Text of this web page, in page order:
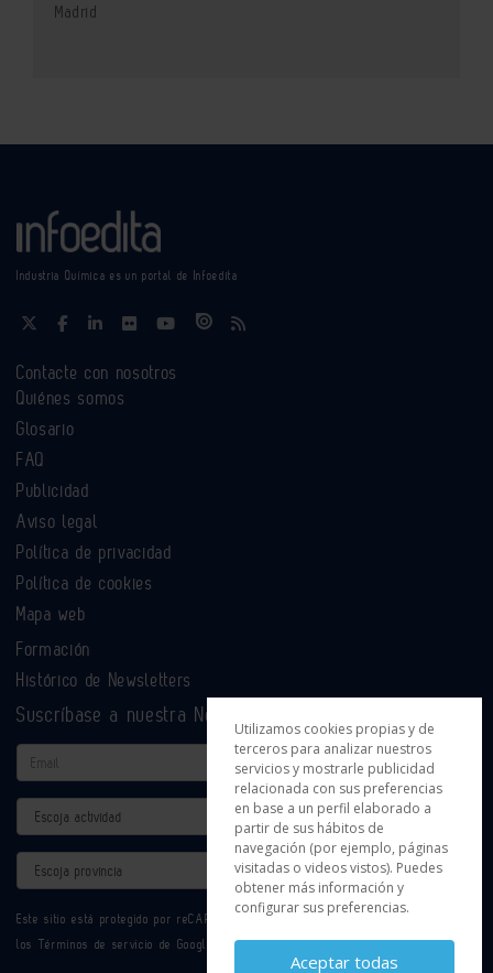
Madrid
Industria Química es un portal de Infoedita
Contacte con nosotros
Quiénes somos
Glosario
FAQ
Publicidad
Aviso legal
Política de privacidad
Política de cookies
Mapa web
Formación
Histórico de Newsletters
Suscríbase a nuestra Newsletter
Email
Actividad
Provincia
Este sitio está protegido por reCAPTCHA y se aplican la
los Términos de servicio de Google.
Utilizamos cookies propias y de
terceros para analizar nuestros
servicios y mostrarle publicidad
relacionada con sus preferencias
en base a un perfil elaborado a
partir de sus hábitos de
navegación (por ejemplo, páginas
visitadas o videos vistos). Puedes
obtener más información y
configurar sus preferencias.
Aceptar todas